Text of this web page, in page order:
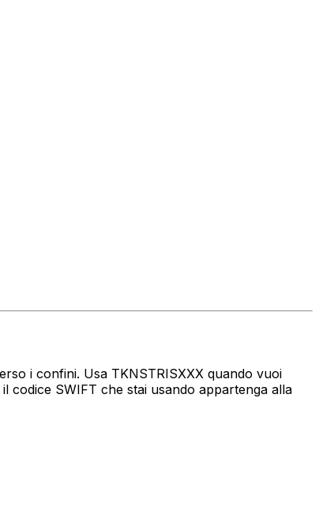
i confini. Usa TKNSTRISXXX quando vuoi
codice SWIFT che stai usando appartenga alla